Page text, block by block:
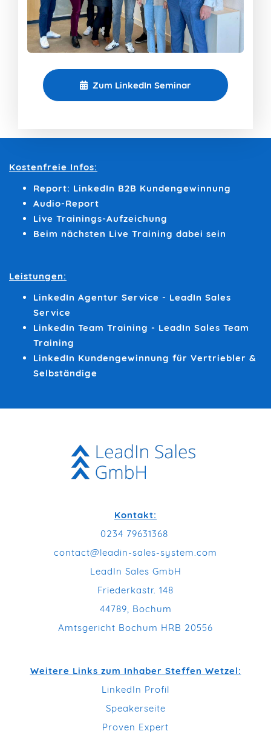
Zum LinkedIn Seminar
Kostenfreie Infos:
Report: LinkedIn B2B Kundengewinnung
Audio-Report
Live Trainings-Aufzeichung
Beim nächsten Live Training dabei sein
Leistungen:
LinkedIn Agentur Service - LeadIn Sales
Service
LinkedIn Team Training - LeadIn Sales Team
Training
LinkedIn Kundengewinnung für Vertriebler &
Selbständige
Kontakt:
0234 79631368
contact@leadin-sales-system.com
LeadIn Sales GmbH
Friederkastr. 148
44789, Bochum
Amtsgericht Bochum HRB 20556
Weitere Links zum Inhaber Steffen Wetzel:
LinkedIn Profil
Speakerseite
Proven Expert